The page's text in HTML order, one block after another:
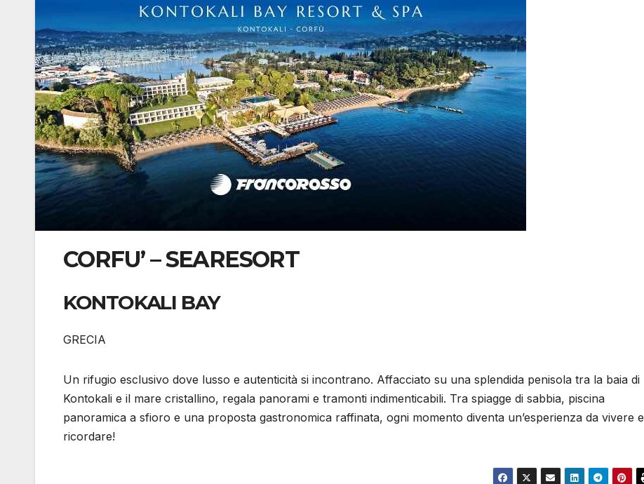
CORFU’ – SEARESORT
KONTOKALI BAY
GRECIA
Un rifugio esclusivo dove lusso e autenticità si incontrano. Affacciato su una splendida penisola tra la baia di
Kontokali e il mare cristallino, regala panorami e tramonti indimenticabili. Tra spiagge di sabbia, piscina
panoramica a sfioro e una proposta gastronomica raffinata, ogni momento diventa un’esperienza da vivere e
ricordare!